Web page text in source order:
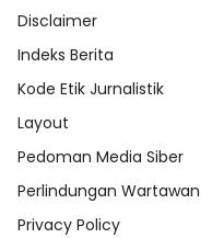
Disclaimer
Indeks Berita
Kode Etik Jurnalistik
Layout
Pedoman Media Siber
Perlindungan Wartawan
Privacy Policy